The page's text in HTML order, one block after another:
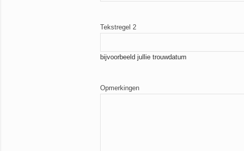
Tekstregel 2
bijvoorbeeld jullie trouwdatum
Opmerkingen